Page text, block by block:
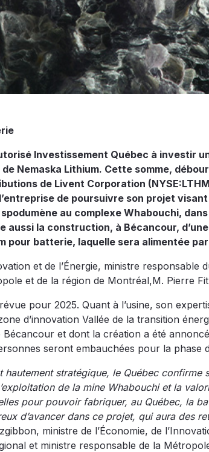
Investissement Québec à investir
Nemaska Lithium. Cette somme,
de Livent Corporation
de poursuivre son projet
au complexe Whabouchi,
aussi la construction, à Bécancour,
pour batterie, laquelle sera alimentée
et de l’Énergie, ministre
et de la région de Montréal,M. Pierre
pour 2025. Quant à l’usine, son
d’innovation Vallée de la transition
et dont la création a été
seront embauchées pour la phase
hautement stratégique, le Québec
de la mine Whabouchi et la
pour pouvoir fabriquer, au Québec, la
d’avancer dans ce projet, qui aura des
ministre de l’Économie, de
et ministre responsable de la